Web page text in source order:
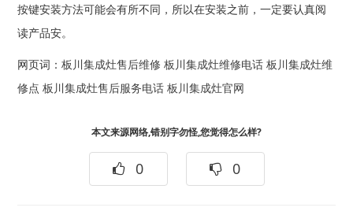
按键安装方法可能会有所不同，所以在安装之前，一定要认真阅
读产品安。
网页词：板川集成灶售后维修 板川集成灶维修电话 板川集成灶维
修点 板川集成灶售后服务电话 板川集成灶官网
本文来源网络,错别字勿怪,您觉得怎么样?
0 0